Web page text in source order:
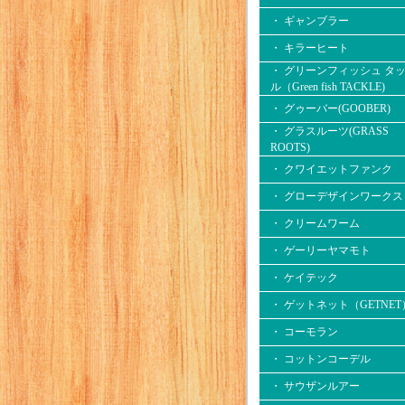
・ ギャンブラー
・ キラーヒート
・ グリーンフィッシュ タ
ル（Green fish TACKLE)
・ グゥーバー(GOOBER)
・ グラスルーツ(GRASS
ROOTS)
・ クワイエットファンク
・ グローデザインワークス
・ クリームワーム
・ ゲーリーヤマモト
・ ケイテック
・ ゲットネット（GETNET
・ コーモラン
・ コットンコーデル
・ サウザンルアー